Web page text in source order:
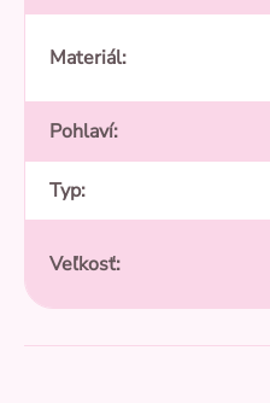
Materiál:
Pohlaví:
Typ:
Veľkosť: